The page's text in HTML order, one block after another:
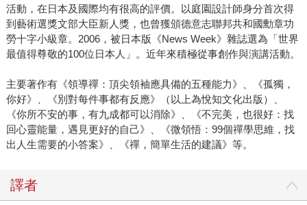
活動，在日本及國際均有很高的評價。以庭園設計師身分首次得
到藝術選獎文部大臣新人獎，也曾獲頒德意志聯邦共和國勳章功
勞十字小級章。2006，被日本版《News Week》雜誌選為「世界
最值得尊敬的100位日本人」。近年來積極從事創作與演講活動。
主要著作有《領導禪：頂尖領袖應具備的五種能力》、《孤獨，
你好》、《別對每件事都有反應》（以上為悅知文化出版）、
《你所不安的事，有九成都可以消除》、《不完美，也很好：找
回心靈能量，遇見更好的自己》、《微領悟：99個禪學思維，找
出人生需要的小答案》、《禪，簡單生活的建議》等。
譯者